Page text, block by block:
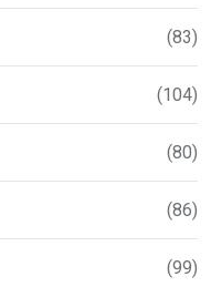
(83)
(104)
(80)
(86)
(99)